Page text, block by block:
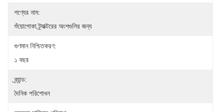
পণ্যের নাম:
শুঁয়োপোকা ট্র্যাক্টরের অংশগুলির জন্য
গুণমান নিশ্চিতকরণ:
১ বছর
ব্র্যান্ড:
দৈনিক পরিশোধন